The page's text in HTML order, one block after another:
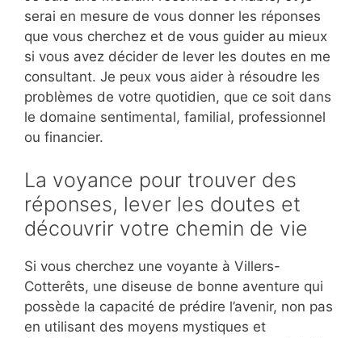
serai en mesure de vous donner les réponses
que vous cherchez et de vous guider au mieux
si vous avez décider de lever les doutes en me
consultant. Je peux vous aider à résoudre les
problèmes de votre quotidien, que ce soit dans
le domaine sentimental, familial, professionnel
ou financier.
La voyance pour trouver des
réponses, lever les doutes et
découvrir votre chemin de vie
Si vous cherchez une voyante à Villers-
Cotterêts, une diseuse de bonne aventure qui
possède la capacité de prédire l’avenir, non pas
en utilisant des moyens mystiques et